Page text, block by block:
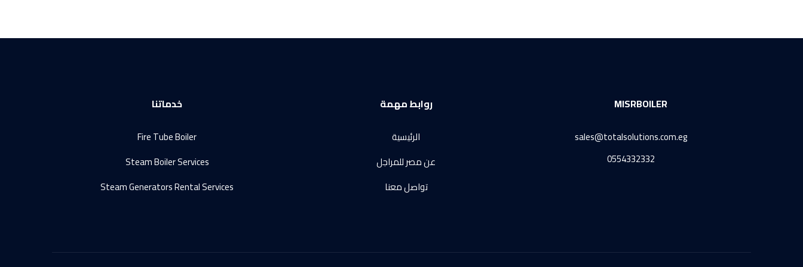
MISRBOILER
sales@totalsolutions.com.eg
0554332332
روابط مهمة
الرئيسية
عن مصر للمراجل
تواصل معنا
خدماتنا
Fire Tube Boiler
Steam Boiler Services
Steam Generators Rental Services